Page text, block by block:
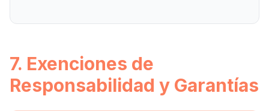
7. Exenciones de
Responsabilidad y Garantías